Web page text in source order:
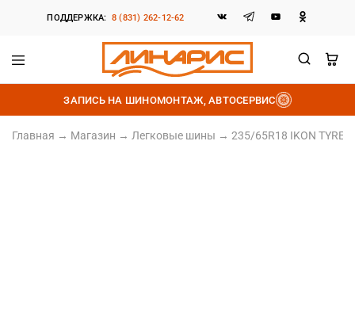
ПОДДЕРЖКА: 8 (831) 262-12-62
Линарис
Продажа
шин,
дисков
и
аккумуляторов
ЗАПИСЬ НА ШИНОМОНТАЖ, АВТОСЕРВИС
Главная → Магазин → Легковые шины → 235/65R18 IKON